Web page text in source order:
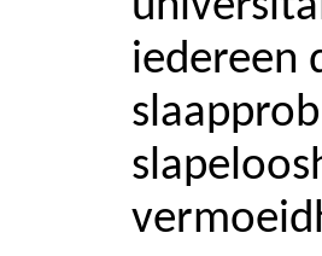
iedereen